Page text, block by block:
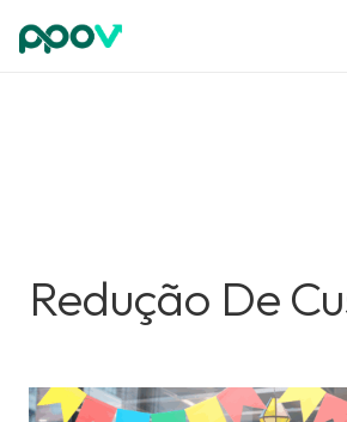
Redução De